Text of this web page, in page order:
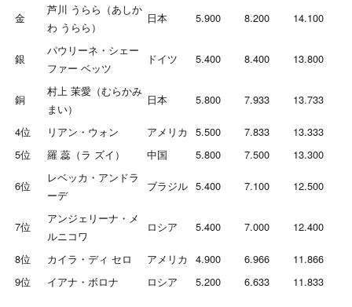
金
芦川 うらら（あしか
わ うらら）
日本 5.900 8.200 14.100
銀
パウリーネ・シェー
ファー ベッツ
ドイツ 5.400 8.400 13.800
銅
村上 茉愛（むらかみ
まい）
日本 5.800 7.933 13.733
4位 リアン・ウォン アメリカ 5.500 7.833
13.333
5位
羅 蕊（ラ ズイ） 中国 5.800 7.500 13.300
6位
レベッカ・アンドラ
ーデ
ブラジル 5.400 7.100 12.500
7位
アンジェリーナ・メ
ルニコワ
ロシア 5.400 7.000 12.400
8位 カイラ・ディ セロ アメリカ 4.900 6.966
11.866
9位
イアナ・ボロナ ロシア 5.200 6.633 11.833